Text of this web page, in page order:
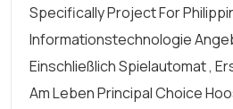
Specifically Project For
Informationstechnologie
Einschließlich Spielautomat ,
Am Leben Principal Choice